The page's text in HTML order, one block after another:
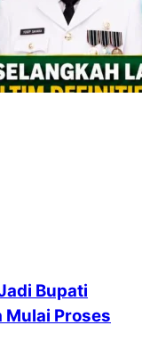
Bupati
Mulai Proses